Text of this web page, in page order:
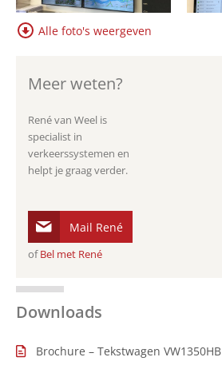
Alle foto's weergeven
Meer weten?
René van Weel is
specialist in
verkeerssystemen en
helpt je graag verder.
Mail René
of Bel met René
Downloads
Brochure – Tekstwagen VW1350HB